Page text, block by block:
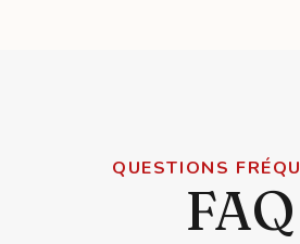
QUESTIONS
FAQ